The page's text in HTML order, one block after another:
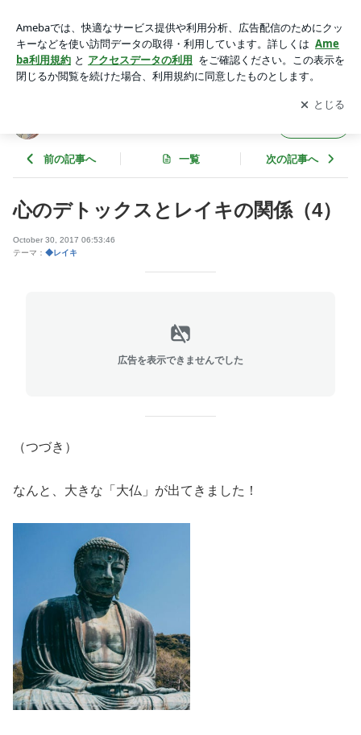
樹のセラピー日記）
アプリをダウンロードして ブログの更新通知
を受け取りまし
ょう。
開く
前の記事へ 一覧 次の記事へ
心のデトックスとレイキの関係（4）
October 30, 2017 06:53:46
テーマ： ◆レイキ
広告を表示できませんでした
（つづき）
なんと、大きな「大仏」が出てきました！